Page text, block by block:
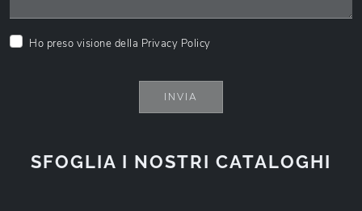
SFOGLIA I NOSTRI CATALOGHI
Ho preso visione della Privacy Policy
INVIA